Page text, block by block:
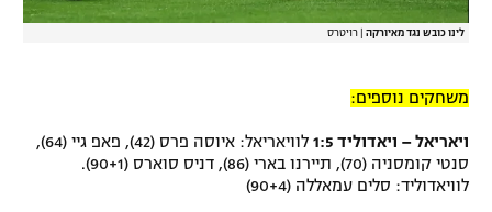
לינו כובש נגד מאיורקה רויטרס
משחקים נוספים:
ויאריאל – ויאדוליד 1:5
לוויאריאל: איוסה פרס (42), פאפ גיי (64),
סנטי קומסניה (70), תיירנו בארי (86), דניס סוארס (90+1).
לוויאדוליד: סלים עמאללה (90+4)